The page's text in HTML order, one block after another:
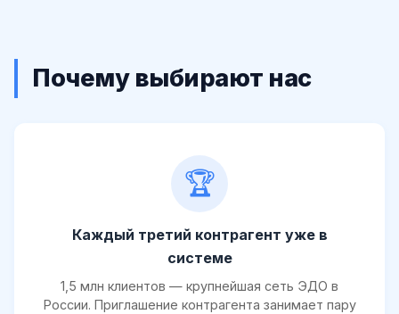
Почему выбирают нас
🏆
Каждый третий контрагент уже в
системе
1,5 млн клиентов — крупнейшая сеть ЭДО в
России. Приглашение контрагента занимает пару